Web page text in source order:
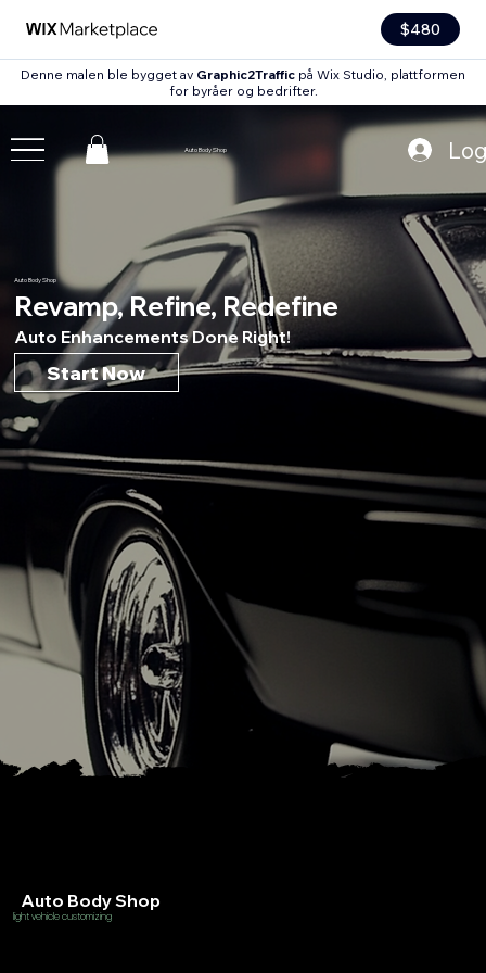
$480
Denne malen ble bygget av Graphic2Traffic på Wix Studio, plattformen
for byråer og bedrifter.